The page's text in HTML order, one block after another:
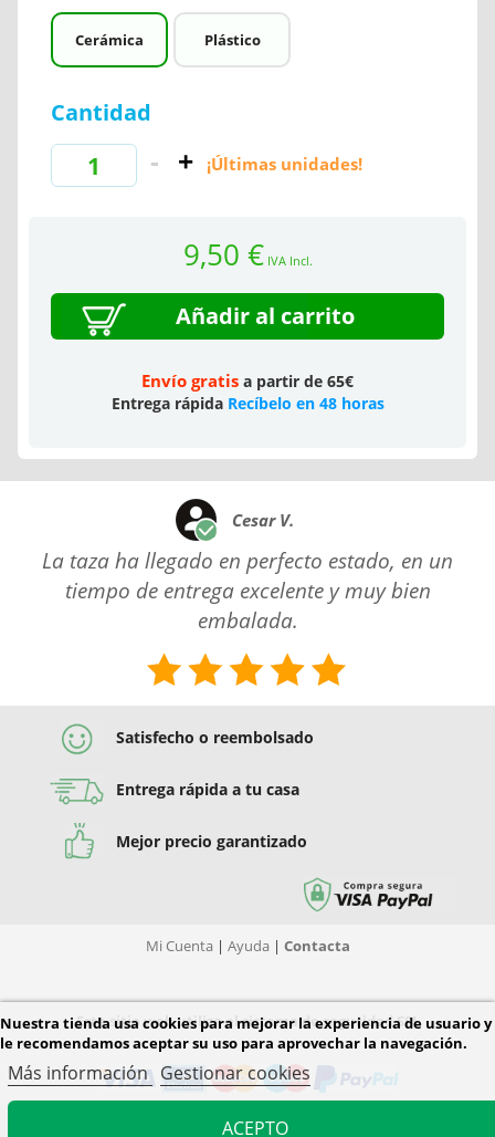
Nuestra tienda usa cookies para mejorar la experiencia de usuario y
le recomendamos aceptar su uso para aprovechar la navegación.
Más información Gestionar cookies
ACEPTO
Cerámica Plástico
Cantidad
¡Últimas unidades!
9,50 €IVA Incl.
Añadir al carrito
Envío gratis a partir de 65€
Entrega rápida Recíbelo en 48 horas
Cesar V.
La taza ha llegado en perfecto estado, en un
tiempo de entrega excelente y muy bien
embalada.
Satisfecho o reembolsado
Entrega rápida a tu casa
Mejor precio garantizado
Mi Cuenta | Ayuda | Contacta
Este sitio web utiliza el sistema de seguridad SSL